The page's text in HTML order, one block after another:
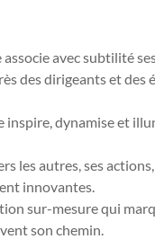
avec subtilité
des dirigeants et des
inspire, dynamise et
les autres, ses
innovantes.
sur-mesure qui
son chemin.